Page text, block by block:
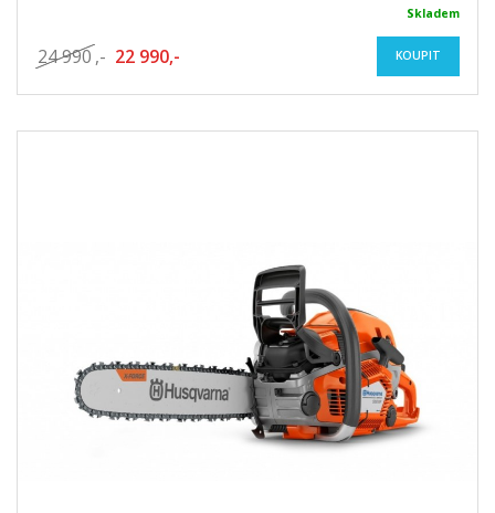
Skladem
24 990 ,- 22 990,- KOUPIT